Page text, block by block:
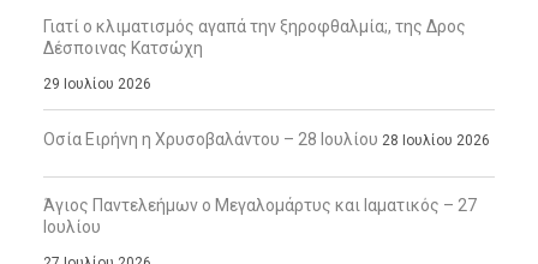
Γιατί ο κλιματισμός αγαπά την ξηροφθαλμία;, της Δρος
Δέσποινας Κατσώχη
29 Ιουλίου 2026
Οσία Ειρήνη η Χρυσοβαλάντου – 28 Ιουλίου 28 Ιουλίου 2026
Άγιος Παντελεήμων ο Μεγαλομάρτυς και Ιαματικός – 27
Ιουλίου